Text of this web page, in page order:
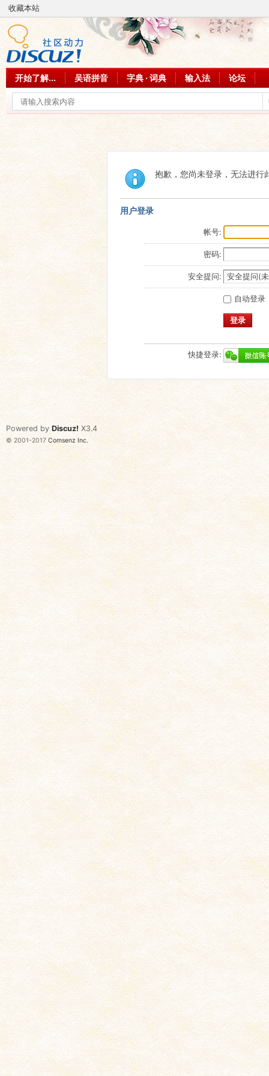
收藏本站
开始了解... 吴语拼音 字典 · 词典 输入法 论坛
抱歉，您尚未登录，无法进行
用户登录
帐号:
密码:
安全提问:
自动登录
登录
快捷登录:
Powered by Discuz! X3.4
© 2001-2017 Comsenz Inc.